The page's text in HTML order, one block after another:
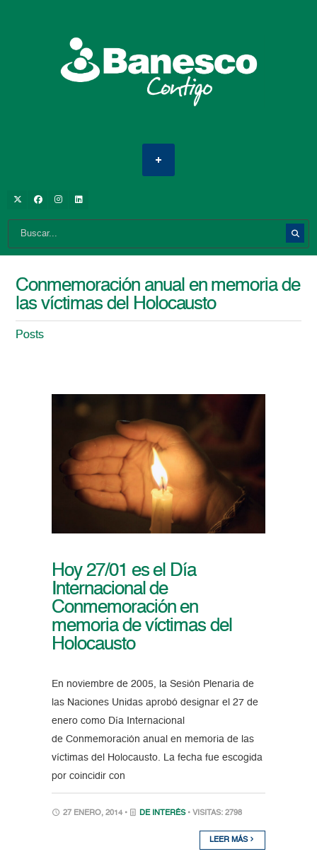
Conmemoración anual en memoria de
las víctimas del Holocausto
Posts
Hoy 27/01 es el Día
Internacional de
Conmemoración en
memoria de víctimas del
Holocausto
En noviembre de 2005, la Sesión Plenaria de
las Naciones Unidas aprobó designar el 27 de
enero como Día Internacional
de Conmemoración anual en memoria de las
víctimas del Holocausto. La fecha fue escogida
por coincidir con
27 ENERO, 2014 • DE INTERÉS • VISITAS: 2798
LEER MÁS